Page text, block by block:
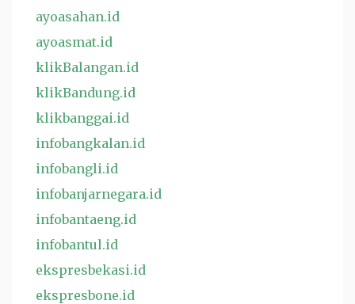
ayoasahan.id
ayoasmat.id
klikBalangan.id
klikBandung.id
klikbanggai.id
infobangkalan.id
infobangli.id
infobanjarnegara.id
infobantaeng.id
infobantul.id
ekspresbekasi.id
ekspresbone.id